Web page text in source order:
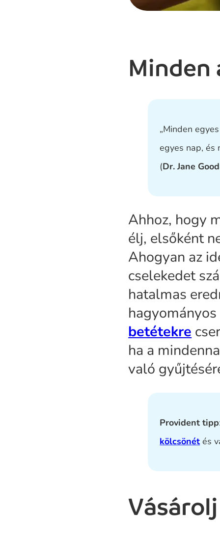
Minden
„Minden
egyes nap, és
(Dr. Jane
Ahhoz, hogy
élj, elsőként
Ahogyan az
cselekedet
hatalmas
betétekre
ha a
való
Provident tipp
kölcsönét és